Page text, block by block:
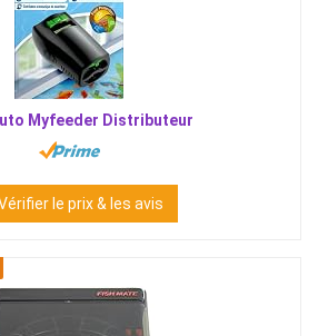
Myfeeder Distributeur
le prix & les avis